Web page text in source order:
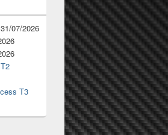
31/07/2026
T3